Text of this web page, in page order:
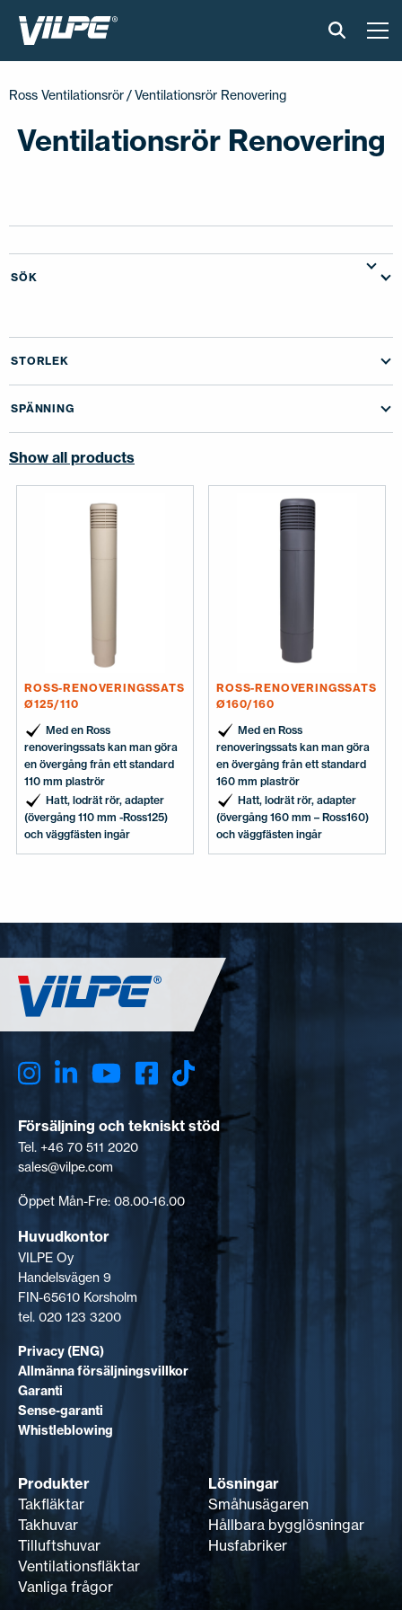
ONLINEVERKTYG
OM OSS
KONTAKTA OSS
Ross Ventilationsrör / Ventilationsrör Renovering
Ventilationsrör Renovering
SÖK
STORLEK
SPÄNNING
Show all products
ROSS-RENOVERINGSSATS
Ø125/110
Med en Ross
renoveringssats kan man göra
en övergång från ett standard
110 mm plaströr
Hatt, lodrät rör, adapter
(övergång 110 mm -Ross125)
och väggfästen ingår
ROSS-RENOVERINGSSATS
Ø160/160
Med en Ross
renoveringssats kan man göra
en övergång från ett standard
160 mm plaströr
Hatt, lodrät rör, adapter
(övergång 160 mm – Ross160)
och väggfästen ingår
Försäljning och tekniskt stöd
Tel. +46 70 511 2020
sales@vilpe.com
Öppet Mån-Fre: 08.00-16.00
Huvudkontor
VILPE Oy
Handelsvägen 9
FIN-65610 Korsholm
tel. 020 123 3200
Privacy (ENG)
Allmänna försäljningsvillkor
Garanti
Sense-garanti
Whistleblowing
Produkter
Takfläktar
Takhuvar
Tilluftshuvar
Ventilationsfläktar
Vanliga frågor
Lösningar
Småhusägaren
Hållbara bygglösningar
Husfabriker